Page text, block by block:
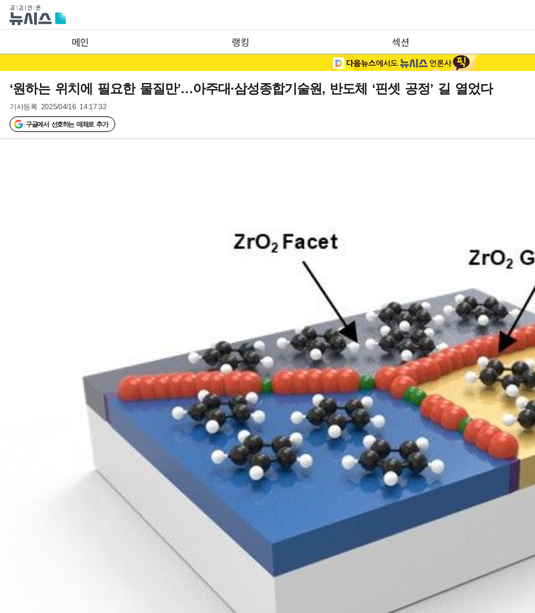
메인 랭킹 섹션
‘원하는 위치에 필요한 물질만’…아주대·삼성종합기술원, 반도체 ‘핀셋 공정’ 길 열었다
기사등록 2025/04/16 14:17:32
구글에서 선호하는 매체로 추가